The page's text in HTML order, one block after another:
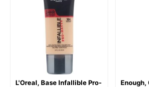
L'Oreal, Base Infallible Pro-
Enough,